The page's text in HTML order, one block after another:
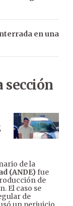
en una
sección
de la
(ANDE)fue
de
El caso se
de